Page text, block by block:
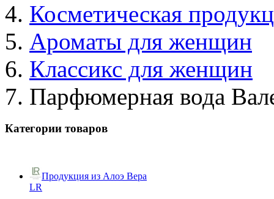
Косметическая
Ароматы для женщин
Классикс для женщин
Парфюмерная вода
Категории товаров
Продукция из Алоэ Вера
LR